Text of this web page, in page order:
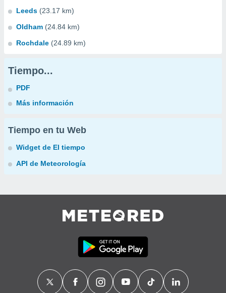
Leeds (23.17 km)
Oldham (24.84 km)
Rochdale (24.89 km)
Tiempo...
PDF
Más información
Tiempo en tu Web
Widget de El tiempo
API de Meteorología